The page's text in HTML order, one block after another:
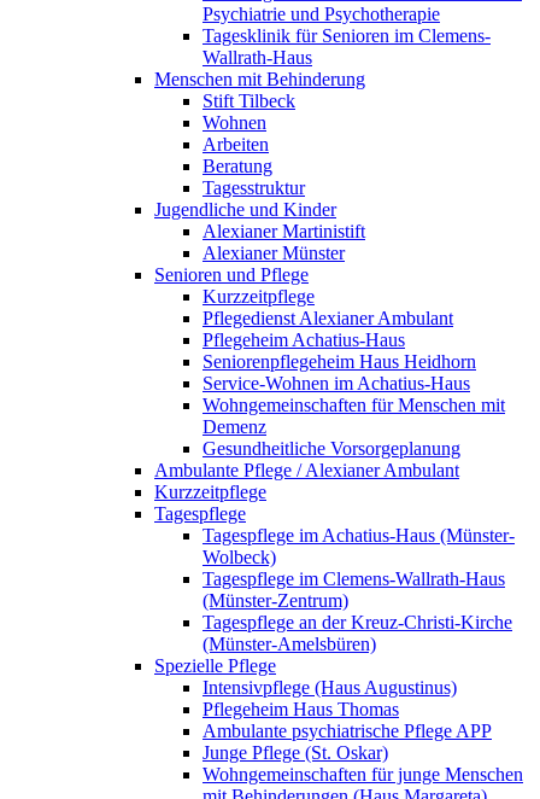
Psychiatrie und Psychotherapie
Tagesklinik für Senioren im Clemens-
Wallrath-Haus
Menschen mit Behinderung
Stift Tilbeck
Wohnen
Arbeiten
Beratung
Tagesstruktur
Jugendliche und Kinder
Alexianer Martinistift
Alexianer Münster
Senioren und Pflege
Kurzzeitpflege
Pflegedienst Alexianer Ambulant
Pflegeheim Achatius-Haus
Seniorenpflegeheim Haus Heidhorn
Service-Wohnen im Achatius-Haus
Wohngemeinschaften für Menschen mit
Demenz
Gesundheitliche Vorsorgeplanung
Ambulante Pflege / Alexianer Ambulant
Kurzzeitpflege
Tagespflege
Tagespflege im Achatius-Haus (Münster-
Wolbeck)
Tagespflege im Clemens-Wallrath-Haus
(Münster-Zentrum)
Tagespflege an der Kreuz-Christi-Kirche
(Münster-Amelsbüren)
Spezielle Pflege
Intensivpflege (Haus Augustinus)
Pflegeheim Haus Thomas
Ambulante psychiatrische Pflege APP
Junge Pflege (St. Oskar)
Wohngemeinschaften für junge Menschen